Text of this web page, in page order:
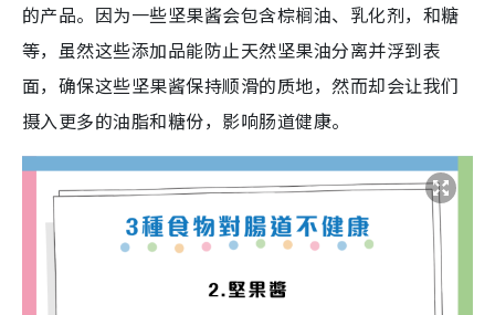
的产品。因为一些坚果酱会包含棕榈油、乳化剂，和糖
等，虽然这些添加品能防止天然坚果油分离并浮到表
面，确保这些坚果酱保持顺滑的质地，然而却会让我们
摄入更多的油脂和糖份，影响肠道健康。